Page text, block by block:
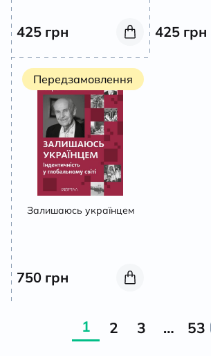
425 грн 425 грн
Передзамовлення
Залишаюсь українцем
750 грн
1 2 3 … 53